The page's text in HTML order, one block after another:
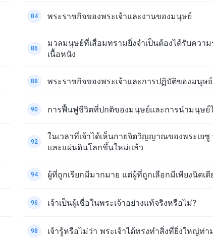
84 พระราชกิจของพระเจ้าและงานของมนุษย์
86
มวลมนุษย์ที่เสื่อมทรามยิ่งจำเป็นต้องได้รับความ
เนื้อหนัง
88 พระราชกิจของพระเจ้าและการปฏิบัติของมนุษย์
90 การฟื้นฟูชีวิตที่ปกติของมนุษย์และการนำมนุษย์
92
ในเวลาที่เจ้าได้เห็นกายจิตวิญญาณของพระเยซู
และแผ่นดินโลกขึ้นใหม่แล้ว
94 ผู้ที่ถูกเรียกมีมากมาย แต่ผู้ที่ถูกเลือกมีเพียงนิดเดี
96 เจ้าเป็นผู้เชื่อในพระเจ้าอย่างแท้จริงหรือไม่?
98 เจ้ารู้หรือไม่ว่า พระเจ้าได้ทรงทำสิ่งที่ยิ่งใหญ่ท่